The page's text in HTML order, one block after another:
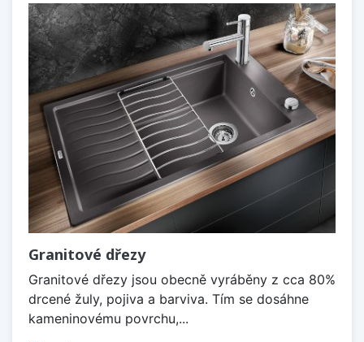
Granitové dřezy
Granitové dřezy jsou obecně vyráběny z cca 80%
drcené žuly, pojiva a barviva. Tím se dosáhne
kameninovému povrchu,...